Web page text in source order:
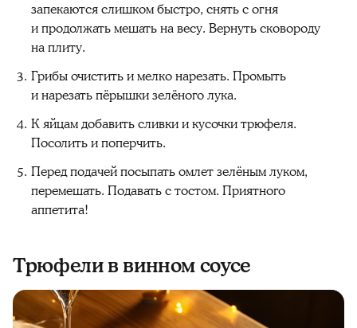
запекаются слишком быстро, снять с огня
и продолжать мешать на весу. Вернуть сковороду
на плиту.
Грибы очистить и мелко нарезать. Промыть
и нарезать пёрышки зелёного лука.
К яйцам добавить сливки и кусочки трюфеля.
Посолить и поперчить.
Перед подачей посыпать омлет зелёным луком,
перемешать. Подавать с тостом. Приятного
аппетита!
Трюфели в винном соусе